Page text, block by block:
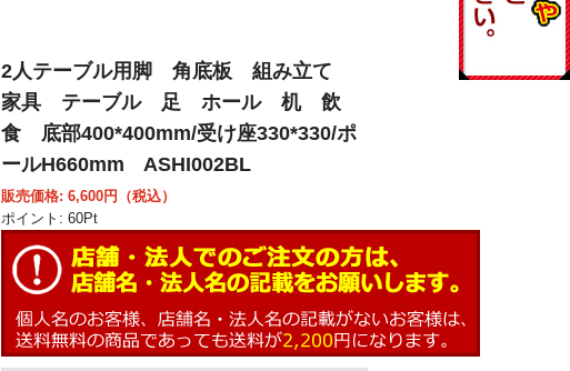
2人テーブル用脚 角底板 組み立て
家具 テーブル 足 ホール 机 飲
食 底部400*400mm/受け座330*330/ポ
ールH660mm ASHI002BL
販売価格: 6,600円（税込）
ポイント: 60Pt